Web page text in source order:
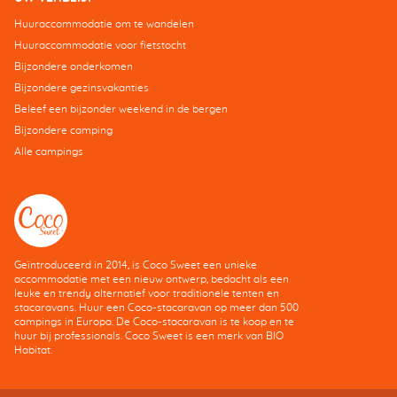
Huuraccommodatie om te wandelen
Huuraccommodatie voor fietstocht
Bijzondere onderkomen
Bijzondere gezinsvakanties
Beleef een bijzonder weekend in de bergen
Bijzondere camping
Alle campings
Geïntroduceerd in 2014, is Coco Sweet een unieke
accommodatie met een nieuw ontwerp, bedacht als een
leuke en trendy alternatief voor traditionele tenten en
stacaravans. Huur een Coco-stacaravan op meer dan 500
campings in Europa. De Coco-stacaravan is te koop en te
huur bij professionals. Coco Sweet is een merk van BIO
Habitat.